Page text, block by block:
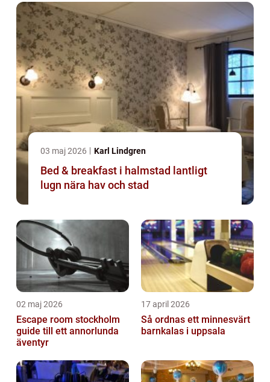
03 maj 2026 Karl Lindgren
Bed & breakfast i halmstad lantligt
lugn nära hav och stad
02 maj 2026
Escape room stockholm
guide till ett annorlunda
äventyr
17 april 2026
Så ordnas ett minnesvärt
barnkalas i uppsala